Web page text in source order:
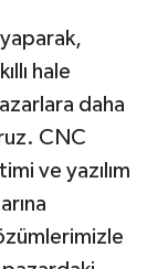
hale
daha
CNC
ve yazılım